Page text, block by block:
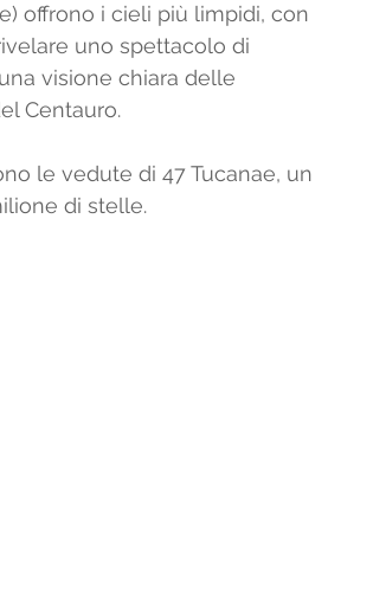
offrono i cieli più limpidi, con
uno spettacolo di
visione chiara delle
Centauro.
le vedute di 47 Tucanae, un
di stelle.